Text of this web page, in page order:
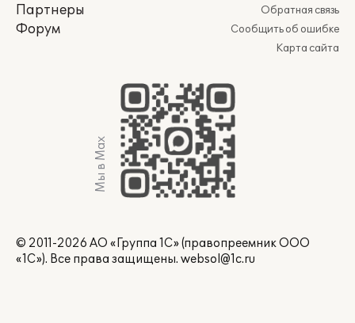
Партнеры
Форум
Обратная связь
Сообщить об ошибке
Карта сайта
Мы в Max
© 2011-2026 АО «Группа 1С» (правопреемник ООО
«1С»). Все права защищены. websol@1c.ru